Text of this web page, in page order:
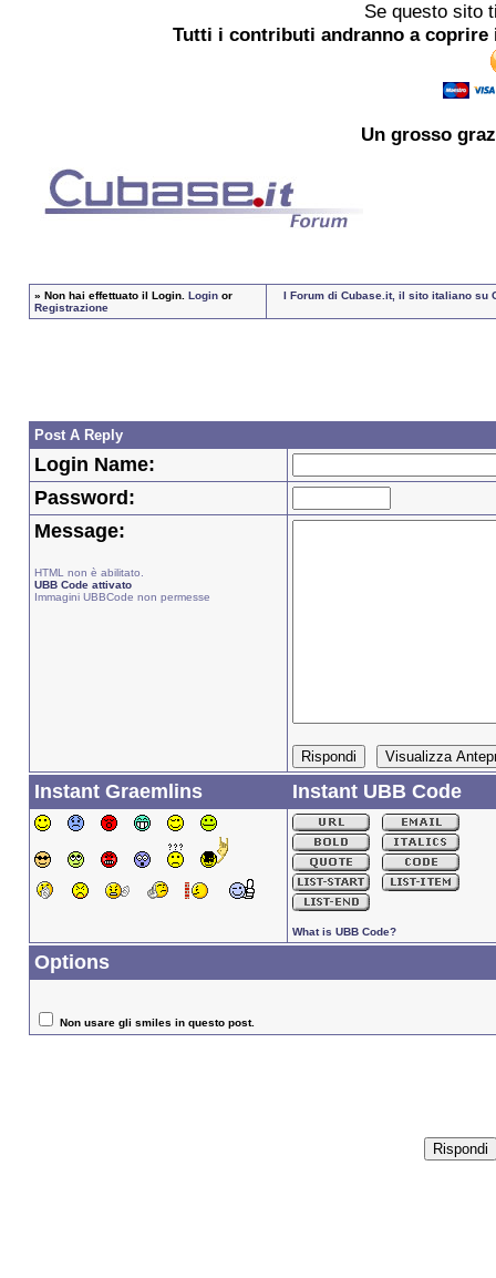
Se questo sito
Tutti i contributi andranno a
Un grosso
» Non hai effettuato il Login. Loginor
Registrazione
I Forum di Cubase.it, il sito italiano su
Post A Reply
Login Name:
Password:
Message:
HTML non è abilitato.
UBB Code attivato
Immagini UBBCode non permesse
Instant Graemlins Instant UBB Code
What is UBB Code?
Options
Non usare gli smiles in questo post.